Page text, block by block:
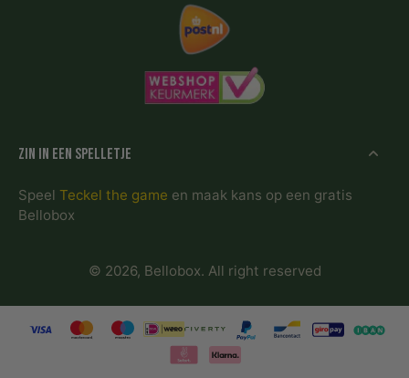
Zin in een spelletje
Speel Teckel the game en maak kans op een gratis
Bellobox
© 2026, Bellobox. All right reserved